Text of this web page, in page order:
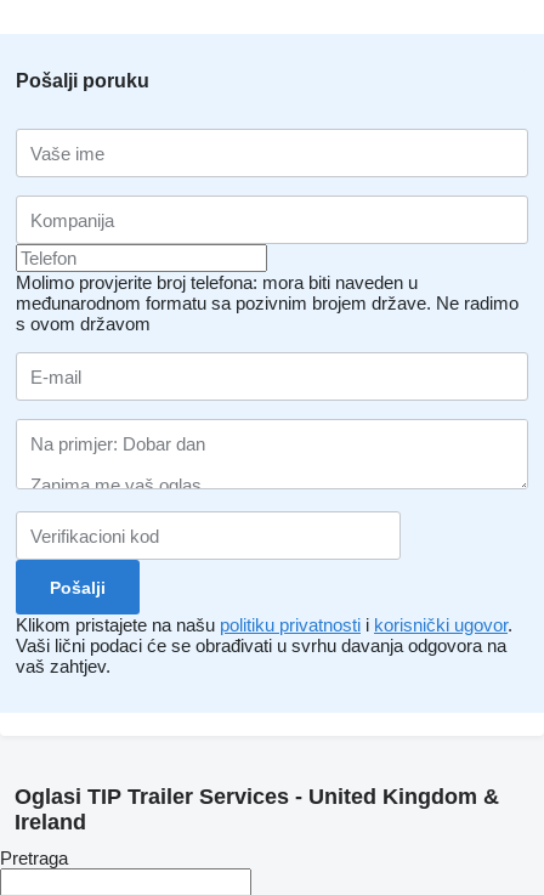
Pošalji poruku
Molimo provjerite broj telefona: mora biti naveden u
međunarodnom formatu sa pozivnim brojem države. Ne radimo
s ovom državom
Klikom pristajete na našu politiku privatnosti i korisnički ugovor.
Vaši lični podaci će se obrađivati ​​u svrhu davanja odgovora na
vaš zahtjev.
Oglasi TIP Trailer Services - United Kingdom &
Ireland
Pretraga